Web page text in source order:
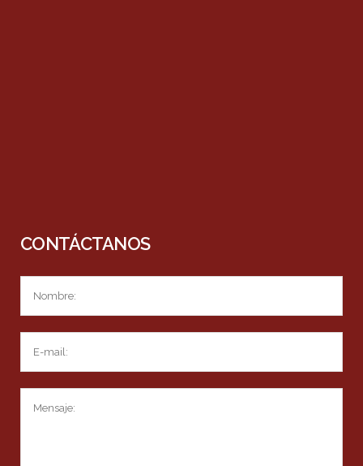
CONTÁCTANOS